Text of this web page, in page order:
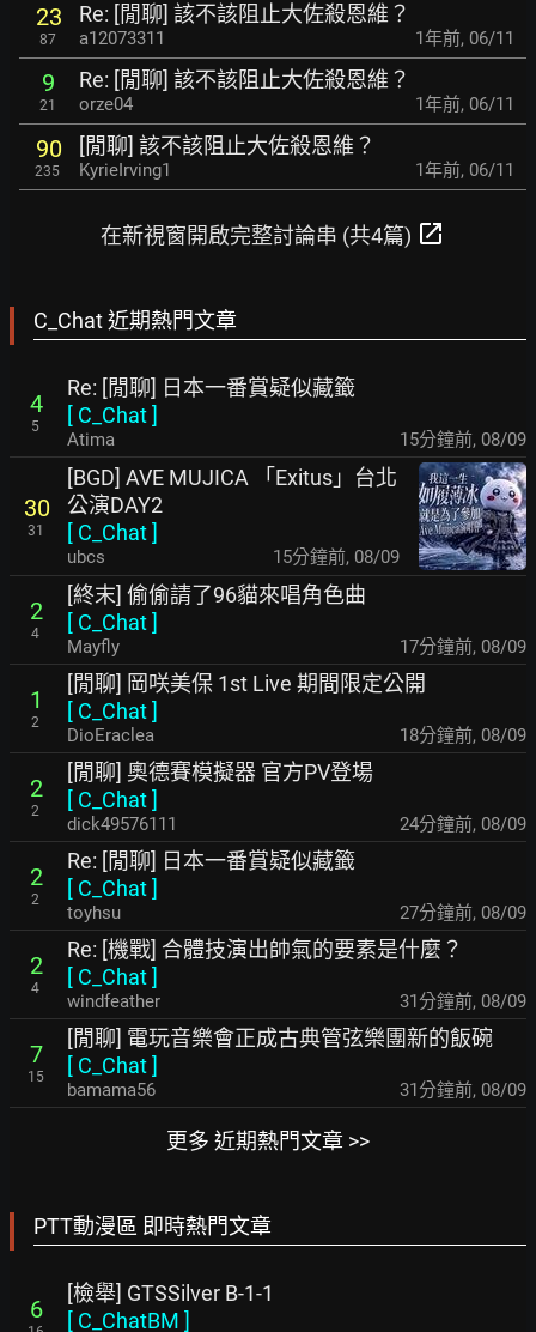
23
87
Re: [閒聊] 該不該阻止大佐殺恩維？
a12073311 1年前, 06/11
9
21
Re: [閒聊] 該不該阻止大佐殺恩維？
orze04 1年前, 06/11
90
235
[閒聊] 該不該阻止大佐殺恩維？
KyrieIrving1 1年前, 06/11
在新視窗開啟完整討論串 (共4篇) open_in_new
C_Chat 近期熱門文章
4
5
Re: [閒聊] 日本一番賞疑似藏籤
[ C_Chat]
Atima 15分鐘前, 08/09
30
31
[BGD] AVE MUJICA 「Exitus」台北
公演DAY2
[ C_Chat]
ubcs 15分鐘前, 08/09
2
4
[終末] 偷偷請了96貓來唱角色曲
[ C_Chat]
Mayfly 17分鐘前, 08/09
1
2
[閒聊] 岡咲美保 1st Live 期間限定公開
[ C_Chat]
DioEraclea 18分鐘前, 08/09
2
2
[閒聊] 奧德賽模擬器 官方PV登場
[ C_Chat]
dick49576111 24分鐘前, 08/09
2
2
Re: [閒聊] 日本一番賞疑似藏籤
[ C_Chat]
toyhsu 27分鐘前, 08/09
2
4
Re: [機戰] 合體技演出帥氣的要素是什麼？
[ C_Chat]
windfeather 31分鐘前, 08/09
7
15
[閒聊] 電玩音樂會正成古典管弦樂團新的飯碗
[ C_Chat]
bamama56 31分鐘前, 08/09
更多 近期熱門文章 >>
PTT動漫區 即時熱門文章
6
[檢舉] GTSSilver B-1-1
[ C_ChatBM ]